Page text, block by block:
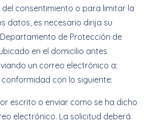
consentimiento o para limitar la
datos, es necesario dirija su
de Protección de
en el domicilio antes
un correo electrónico a:
con lo siguiente:
escrito o enviar como se ha dicho
electrónico. La solicitud deberá